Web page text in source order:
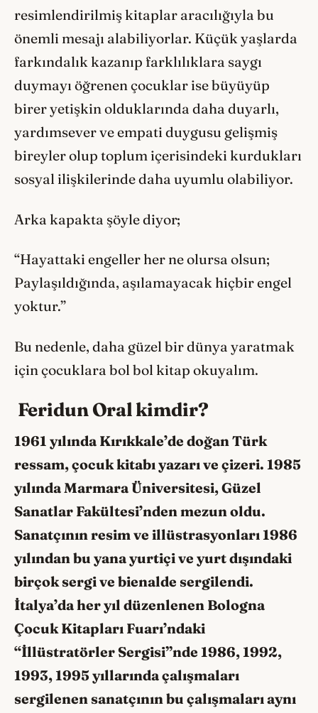
resimlendirilmiş kitaplar aracılığıyla bu
önemli mesajı alabiliyorlar. Küçük yaşlarda
farkındalık kazanıp farklılıklara saygı
duymayı öğrenen çocuklar ise büyüyüp
birer yetişkin olduklarında daha duyarlı,
yardımsever ve empati duygusu gelişmiş
bireyler olup toplum içerisindeki kurdukları
sosyal ilişkilerinde daha uyumlu olabiliyor.
Arka kapakta şöyle diyor;
“Hayattaki engeller her ne olursa olsun;
Paylaşıldığında, aşılamayacak hiçbir engel
yoktur.”
Bu nedenle, daha güzel bir dünya yaratmak
için çocuklara bol bol kitap okuyalım.
Feridun Oral kimdir?
1961 yılında Kırıkkale’de doğan Türk
ressam, çocuk kitabı yazarı ve çizeri. 1985
yılında Marmara Üniversitesi, Güzel
Sanatlar Fakültesi’nden mezun oldu.
Sanatçının resim ve illüstrasyonları 1986
yılından bu yana yurtiçi ve yurt dışındaki
birçok sergi ve bienalde sergilendi.
İtalya’da her yıl düzenlenen Bologna
Çocuk Kitapları Fuarı’ndaki
“İllüstratörler Sergisi”nde 1986, 1992,
1993, 1995 yıllarında çalışmaları
sergilenen sanatçının bu çalışmaları aynı